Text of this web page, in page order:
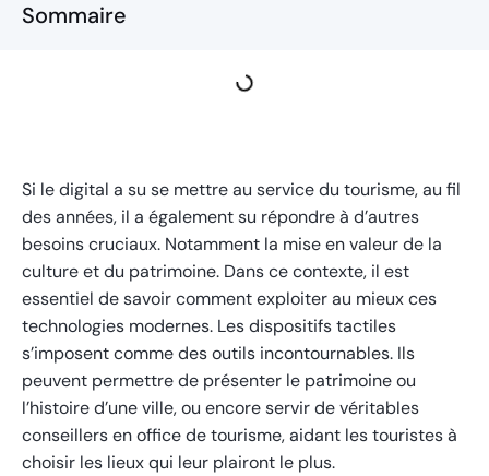
Sommaire
Si le digital a su se mettre au service du tourisme, au fil
des années, il a également su répondre à d’autres
besoins cruciaux. Notamment la mise en valeur de la
culture et du patrimoine. Dans ce contexte, il est
essentiel de savoir comment exploiter au mieux ces
technologies modernes. Les dispositifs tactiles
s’imposent comme des outils incontournables. Ils
peuvent permettre de présenter le patrimoine ou
l’histoire d’une ville, ou encore servir de véritables
conseillers en office de tourisme, aidant les touristes à
choisir les lieux qui leur plairont le plus.